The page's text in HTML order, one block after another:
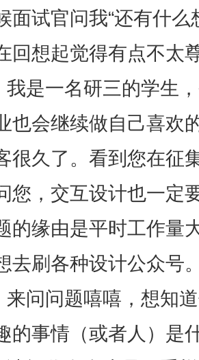
面试官问我“还有什
回想起觉得有点不太
我是一名研三的学生
也会继续做自己喜欢
很久了。看到您在征
您，交互设计也一定
的缘由是平时工作量
去刷各种设计公众号
来问问题嘻嘻，想知
的事情（或者人）是